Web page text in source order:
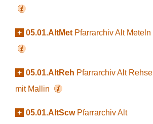
+ 05.01.AltMet Pfarrarchiv Alt Meteln
+ 05.01.AltReh Pfarrarchiv Alt Rehse
mit Mallin
+ 05.01.AltScw Pfarrarchiv Alt